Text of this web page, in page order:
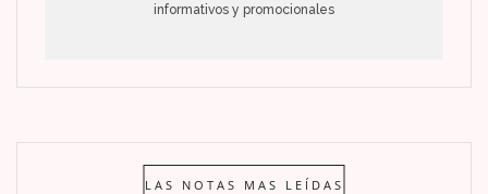
informativos y promocionales
LAS NOTAS MAS LEÍDAS